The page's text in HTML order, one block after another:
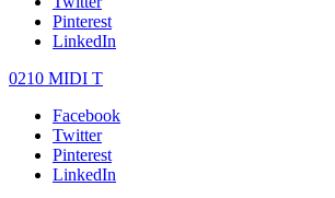
Pinterest
LinkedIn
0210 MIDI T
Facebook
Twitter
Pinterest
LinkedIn